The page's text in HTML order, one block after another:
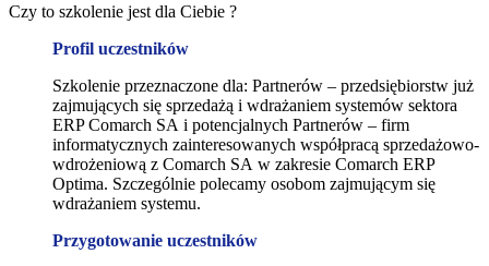
Czy to szkolenie jest dla Ciebie ?
Profil uczestników
Szkolenie przeznaczone dla: Partnerów – przedsiębiorstw już
zajmujących się sprzedażą i wdrażaniem systemów sektora
ERP Comarch SA i potencjalnych Partnerów – firm
informatycznych zainteresowanych współpracą sprzedażowo-
wdrożeniową z Comarch SA w zakresie Comarch ERP
Optima. Szczególnie polecamy osobom zajmującym się
wdrażaniem systemu.
Przygotowanie uczestników